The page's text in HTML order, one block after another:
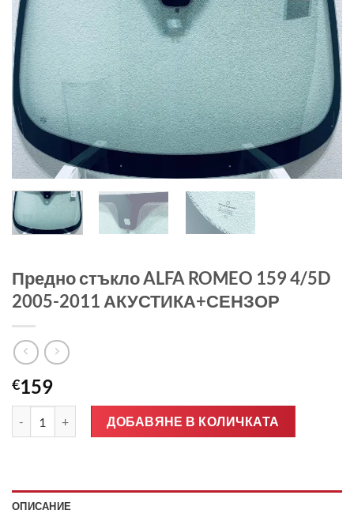
Предно стъкло ALFA ROMEO 159 4/5D
2005-2011 АКУСТИКА+СЕНЗОР
€159
количество за Предно стъкло ALFA ROMEO 159 4/5D 2005-
ДОБАВЯНЕ В КОЛИЧКАТА
ОПИСАНИЕ